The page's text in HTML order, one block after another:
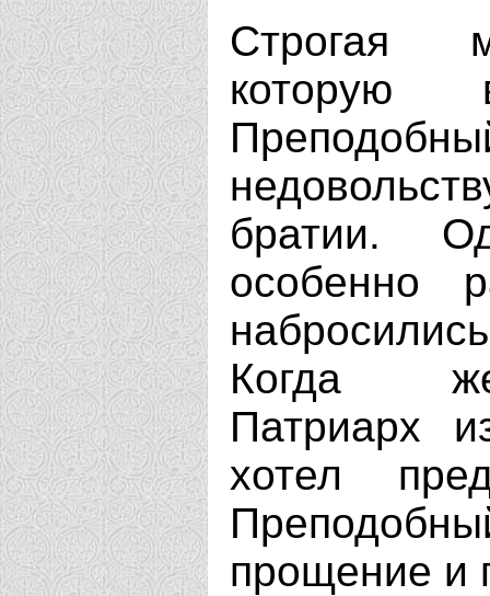
Строгая
которую
братии.
особенно
Когда же
Патриарх
хотел
прощение и